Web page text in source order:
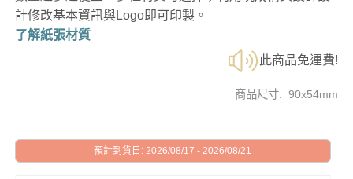
計修改基本資訊與Logo即可印製。
了解紙張材質
此商品免運費!
商品尺寸: 90x54mm
預計到貨日: 2026/08/17 - 2026/08/21